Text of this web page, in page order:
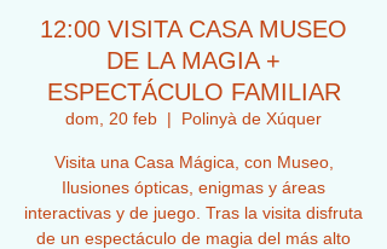
12:00 VISITA CASA MUSEO
DE LA MAGIA +
ESPECTÁCULO FAMILIAR
dom, 20 feb
  |
Polinyà de Xúquer
Visita una Casa Mágica, con Museo,
Ilusiones ópticas, enigmas y áreas
interactivas y de juego. Tras la visita disfruta
de un espectáculo de magia del más alto